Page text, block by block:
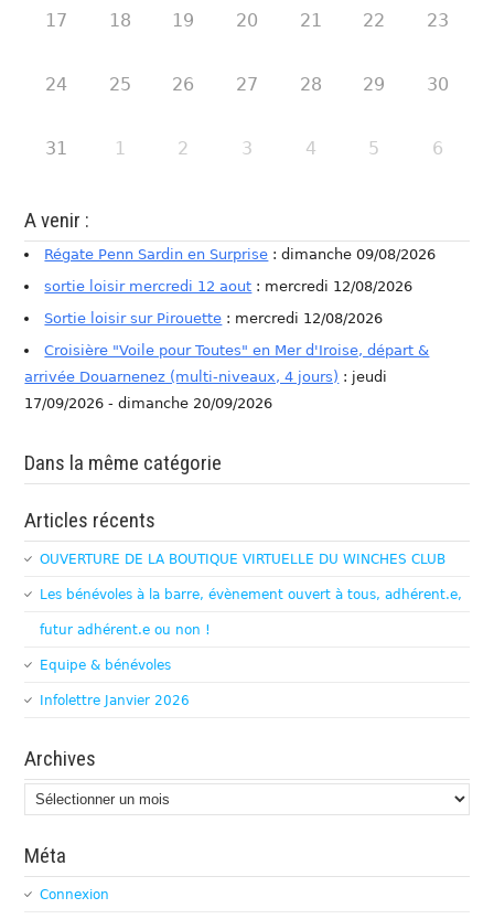
17 18 19 20 21 22 23
24 25 26 27 28 29 30
31 1 2 3 4 5 6
A venir :
Régate Penn Sardin en Surprise : dimanche 09/08/2026
sortie loisir mercredi 12 aout : mercredi 12/08/2026
Sortie loisir sur Pirouette : mercredi 12/08/2026
Croisière "Voile pour Toutes" en Mer d'Iroise, départ &
arrivée Douarnenez (multi-niveaux, 4 jours) : jeudi
17/09/2026 - dimanche 20/09/2026
Dans la même catégorie
Articles récents
OUVERTURE DE LA BOUTIQUE VIRTUELLE DU WINCHES CLUB
Les bénévoles à la barre, évènement ouvert à tous, adhérent.e,
futur adhérent.e ou non !
Equipe & bénévoles
Infolettre Janvier 2026
Archives
Archives
Méta
Connexion